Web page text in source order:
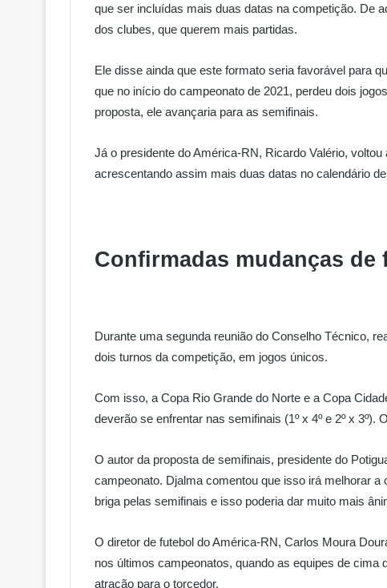
que ser incluídas mais duas datas na competição. De
dos clubes, que querem mais partidas.
Ele disse ainda que este formato seria favorável para
que no início do campeonato de 2021, perdeu dois
proposta, ele avançaria para as semifinais.
Já o presidente do América-RN, Ricardo Valério,
acrescentando assim mais duas datas no calendário
Confirmadas mudanças
Durante uma segunda reunião do Conselho Técnico,
dois turnos da competição, em jogos únicos.
Com isso, a Copa Rio Grande do Norte e a Copa
deverão se enfrentar nas semifinais (1º x 4º e 2º x
O autor da proposta de semifinais, presidente do
campeonato. Djalma comentou que isso irá melhorar
briga pelas semifinais e isso poderia dar muito mais
O diretor de futebol do América-RN, Carlos Moura
nos últimos campeonatos, quando as equipes de
atração para o torcedor.